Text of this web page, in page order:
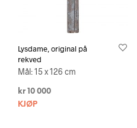
Lysdame, original på
rekved
Mål: 15 x 126 cm
kr 10 000
KJØP